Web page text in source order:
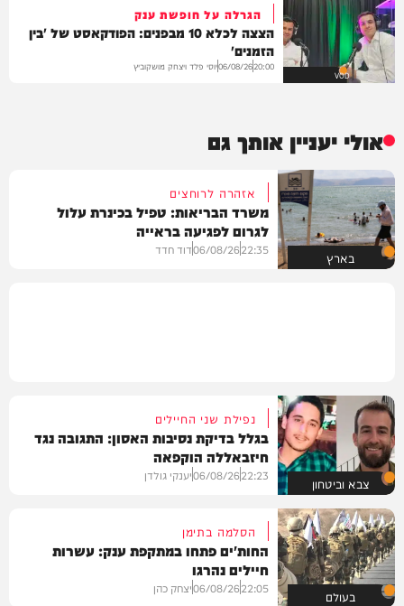
VOD
הגרלה על חופשת ענק
הצצה לכלא 10 מבפנים: הפודקאסט של 'בין
הזמנים'
20:00
06/08/26יוסי פלד ויצחק מושקוביץ
אולי יעניין אותך גם
בארץ
אזהרה לרוחצים
משרד הבריאות: טפיל בכינרת עלול
לגרום לפגיעה בראייה
22:35
06/08/26דוד חדד
צבא וביטחון
נפילת שני החיילים
בגלל בדיקת נסיבות האסון: התגובה נגד
חיזבאללה הוקפאה
22:23
06/08/26יענקי גולדן
בעולם
הסלמה בתימן
החות'ים פתחו במתקפת ענק: עשרות
חיילים נהרגו
22:05
06/08/26יצחק כהן